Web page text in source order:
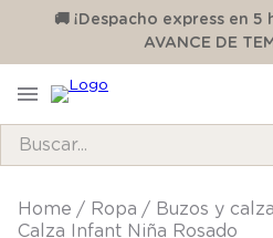
🚚 ¡Despacho express en
AVANCE DE
ropa buzos y
Calza Infant Niña Rosado
TÉRMINOS MÁS BUSCADOS